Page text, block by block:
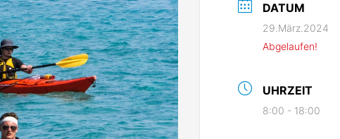
DATUM
29.März.2024
Abgelaufen!
UHRZEIT
8:00 - 18:00